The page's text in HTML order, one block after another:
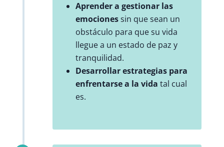
Aprender a gestionar las
emocionessin que sean un
obstáculo para que su vida
llegue a un estado de paz y
tranquilidad.
Desarrollar estrategias para
enfrentarse a la vida tal cual
es.